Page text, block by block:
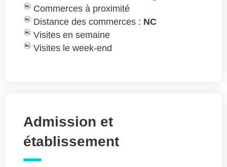
Commerces à proximité
Distance des commerces : NC
Visites en semaine
Visites le week-end
Admission et
établissement